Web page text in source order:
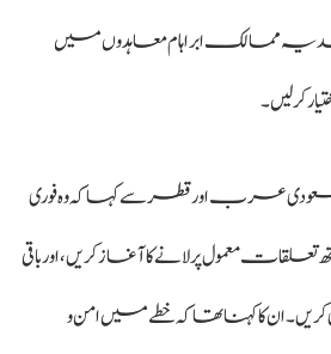
یہ ممالک ابراہام معاہدوں میں
کر لیں۔
عرب اور قطر سے کہا کہ وہ فوری
معمول پر لانے کا آغاز کریں، اور باقی
ان کا کہنا تھا کہ خطے میں امن و